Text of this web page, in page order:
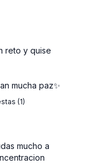
reto y quise
mucha paz✨️
(1)
mucho a